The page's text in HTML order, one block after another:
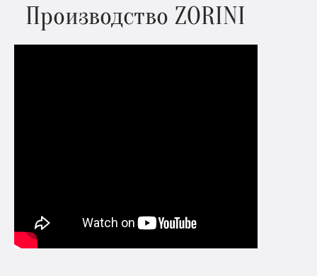
Производство ZORINI